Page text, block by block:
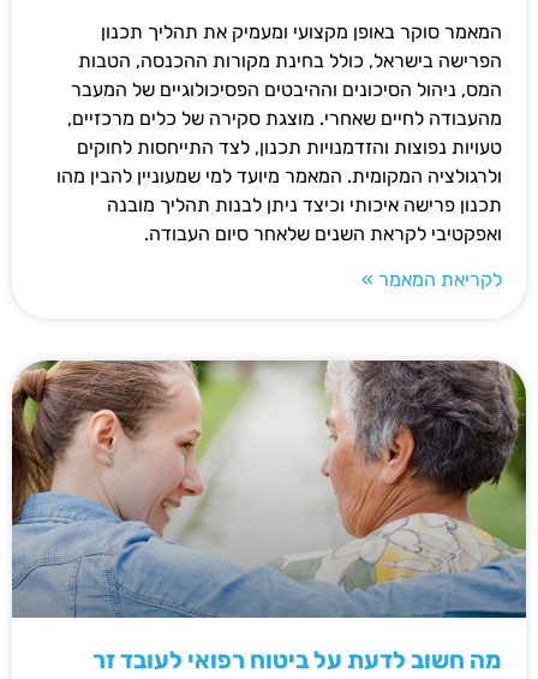
המאמר סוקר באופן מקצועי ומעמיק את תהליך תכנון
הפרישה בישראל, כולל בחינת מקורות ההכנסה, הטבות
המס, ניהול הסיכונים וההיבטים הפסיכולוגיים של המעבר
מהעבודה לחיים שאחרי. מוצגת סקירה של כלים מרכזיים,
טעויות נפוצות והזדמנויות תכנון, לצד התייחסות לחוקים
ולרגולציה המקומית. המאמר מיועד למי שמעוניין להבין מהו
תכנון פרישה איכותי וכיצד ניתן לבנות תהליך מובנה
ואפקטיבי לקראת השנים שלאחר סיום העבודה.
לקריאת המאמר »
מה חשוב לדעת על ביטוח רפואי לעובד זר